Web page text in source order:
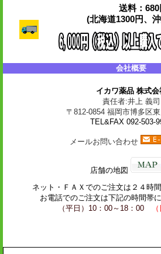
送料：680
(北海道1300円、
会社概要
イカワ薬品 株式会
責任者:井上 義司
〒812-0854 福岡市博多区
TEL&FAX 092-503-
メールお問い合わせ
店舗の地図
ネット・ ＦＡＸ でのご注文は２４時
お電話でのご注文は下記の時間帯
（平日）10：00～18：00